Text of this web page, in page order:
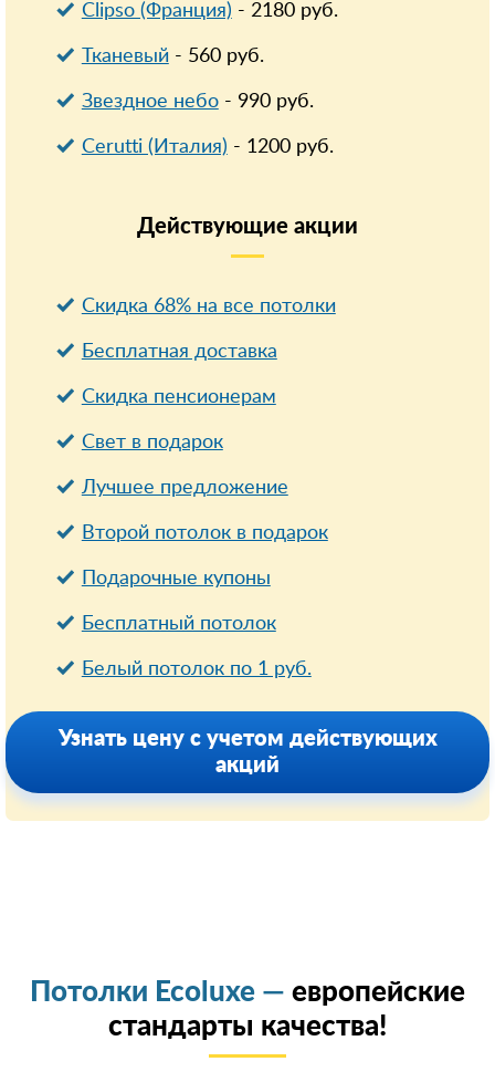
Clipso (Франция) - 2180руб.
Тканевый- 560руб.
Звездное небо- 990руб.
Cerutti (Италия) - 1200руб.
Действующие акции
Скидка 68% на все потолки
Бесплатная доставка
Cкидка пенсионерам
Свет в подарок
Лучшее предложение
Второй потолок в подарок
Подарочные купоны
Бесплатный потолок
Белый потолок по 1 руб.
Узнать цену с учетом действующих
акций
Потолки Ecoluxe — европейские
стандарты качества!